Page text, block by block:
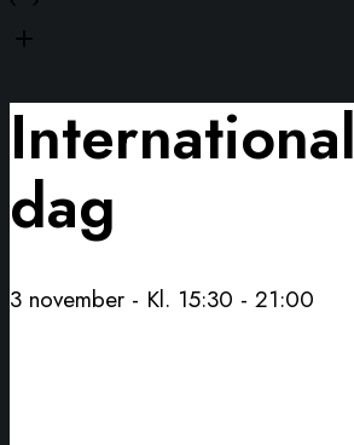
International
dag
3 november - Kl. 15:30 - 21:00